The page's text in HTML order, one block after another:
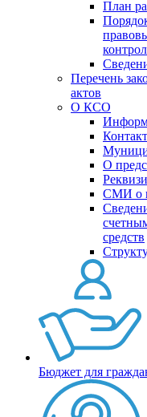
План
Перечень
актов
О КСО
О
СМИ о
средств
Бюджет для